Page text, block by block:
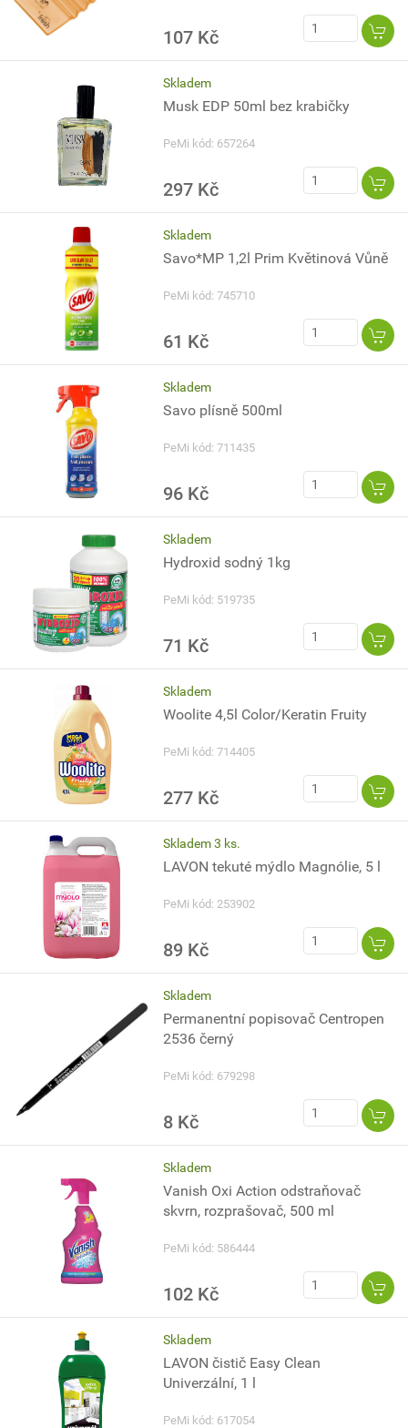
107 Kč
Skladem
Musk EDP 50ml bez krabičky
PeMi kód: 657264
297 Kč
Skladem
Savo*MP 1,2l Prim Květinová Vůně
PeMi kód: 745710
61 Kč
Skladem
Savo plísně 500ml
PeMi kód: 711435
96 Kč
Skladem
Hydroxid sodný 1kg
PeMi kód: 519735
71 Kč
Skladem
Woolite 4,5l Color/Keratin Fruity
PeMi kód: 714405
277 Kč
Skladem 3 ks.
LAVON tekuté mýdlo Magnólie, 5 l
PeMi kód: 253902
89 Kč
Skladem
Permanentní popisovač Centropen
2536 černý
PeMi kód: 679298
8 Kč
Skladem
Vanish Oxi Action odstraňovač
skvrn, rozprašovač, 500 ml
PeMi kód: 586444
102 Kč
Skladem
LAVON čistič Easy Clean
Univerzální, 1 l
PeMi kód: 617054